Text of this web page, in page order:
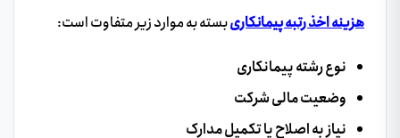
هزینه اخذ رتبه پیمانکاریبسته به موارد زیر متفاوت است:
نوع رشته پیمانکاری
وضعیت مالی شرکت
نیاز به اصلاح یا تکمیل مدارک